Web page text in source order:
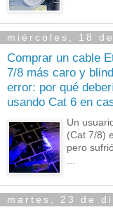
miércoles, 18
Comprar un cable
7/8 más caro y
error: por qué
usando Cat 6 en
Un
(Cat 7/8)
pero
martes, 23 de